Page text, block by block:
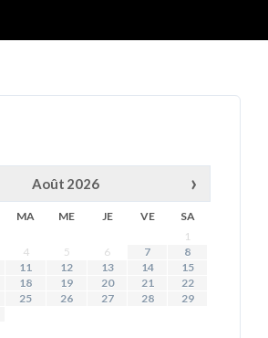
›
Août 2026
MA ME JE VE
SA
1
4 5 6 7
8
11 12 13 14
15
18 19 20 21
22
25 26 27 28
29